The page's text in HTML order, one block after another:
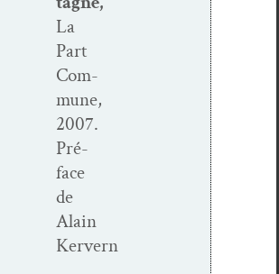
La
Part
Com­
mune,
2007.
Pré­
face
de
Alain
Kervern